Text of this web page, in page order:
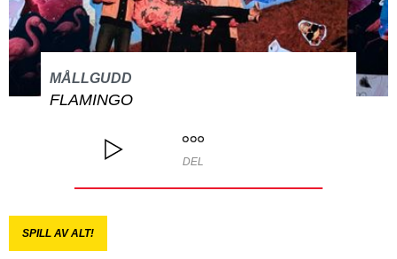
MÅLLGUDD
FLAMINGO
DEL
SPILL AV ALT!